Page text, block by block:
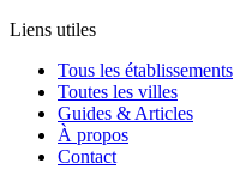
Liens utiles
Tous les établissements
Toutes les villes
Guides & Articles
À propos
Contact